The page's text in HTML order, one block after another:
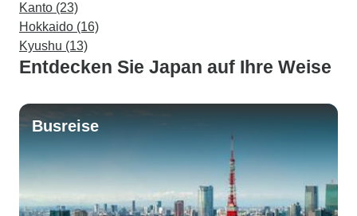
Kanto (23)
Hokkaido (16)
Kyushu (13)
Entdecken Sie Japan auf Ihre Weise
Busreise